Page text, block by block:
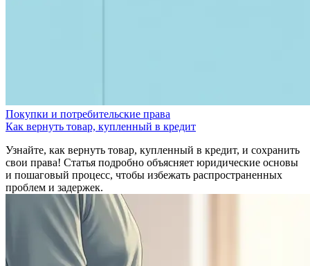
Покупки и потребительские права
Как вернуть товар, купленный в кредит
Узнайте, как вернуть товар, купленный в кредит, и сохранить
свои права! Статья подробно объясняет юридические основы
и пошаговый процесс, чтобы избежать распространенных
проблем и задержек.